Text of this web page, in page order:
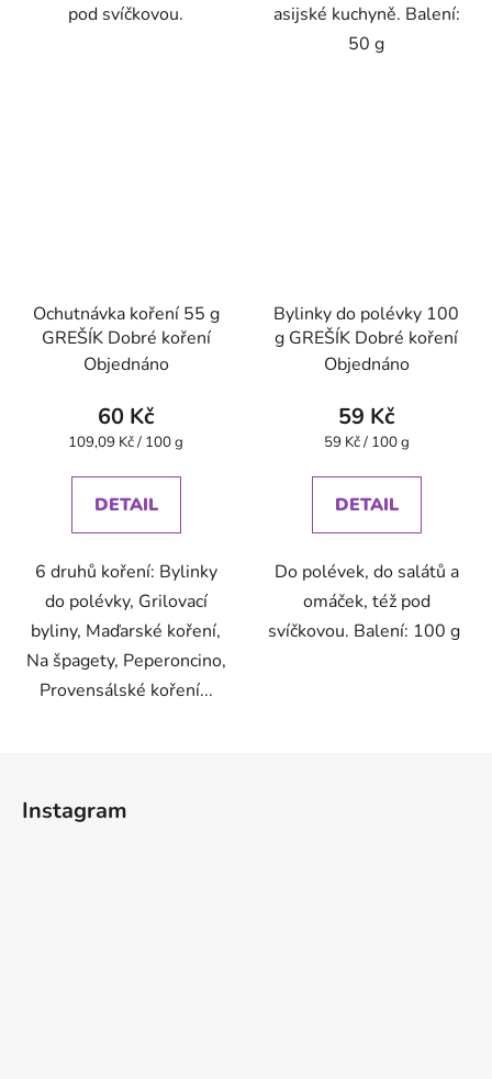
pod svíčkovou.
asijské kuchyně. Balení:
50 g
Ochutnávka koření 55 g
GREŠÍK Dobré koření
Objednáno
60 Kč
Měrná
109,09 Kč / 100 g
DETAIL
6 druhů koření: Bylinky
do polévky, Grilovací
byliny, Maďarské koření,
Na špagety, Peperoncino,
Provensálské koření...
Bylinky do polévky 100
g GREŠÍK Dobré koření
Objednáno
59 Kč
Měrná
59 Kč / 100 g
DETAIL
Do polévek, do salátů a
omáček, též pod
svíčkovou. Balení: 100 g
Instagram